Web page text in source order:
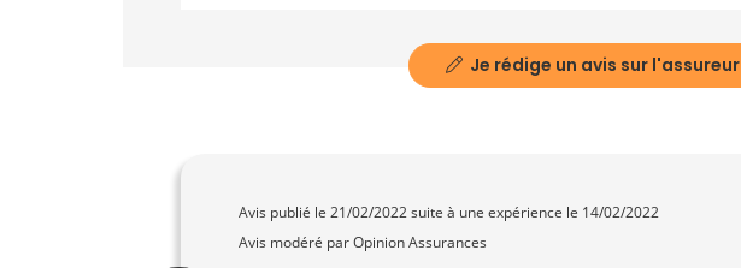
Je rédige un avis sur l'assureur
Avis publié le 21/02/2022suite à une expérience le 14/02/2022
Avis modéré par Opinion Assurances